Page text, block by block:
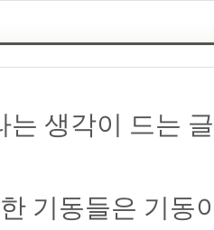
는 생각이 드는
기동들은 기동